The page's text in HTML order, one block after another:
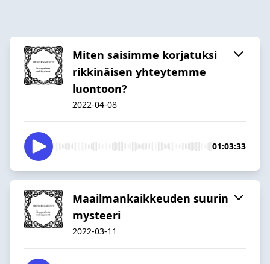
Miten saisimme korjatuksi
rikkinäisen yhteytemme
luontoon?
2022-04-08
01:03:33
Maailmankaikkeuden suurin
mysteeri
2022-03-11